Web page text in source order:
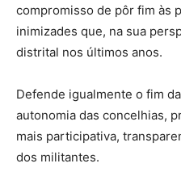
compromisso de pôr fim às
inimizades que, na sua
distrital nos últimos anos.
Defende igualmente o fim
autonomia das concelhias,
mais participativa,
dos militantes.